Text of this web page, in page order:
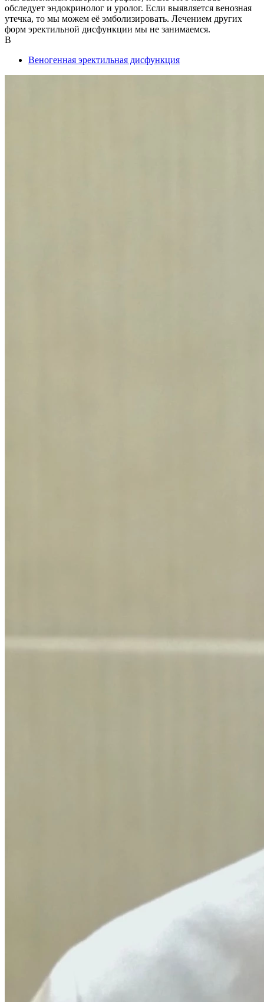
обследует эндокринолог и уролог. Если выявляется венозная
утечка, то мы можем её эмболизировать. Лечением других
форм эректильной дисфункции мы не занимаемся.
В
Веногенная эректильная дисфункция